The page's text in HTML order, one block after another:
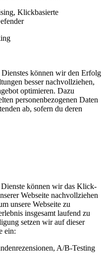
Klickbasierte
können wir den Erfolg
besser nachvollziehen,
optimieren. Dazu
personenbezogenen Daten
ab, sofern du deren
können wir das Klick-
Webseite nachvollziehen
unsere Webseite zu
insgesamt laufend zu
setzen wir auf dieser
ein:
A/B-Testing